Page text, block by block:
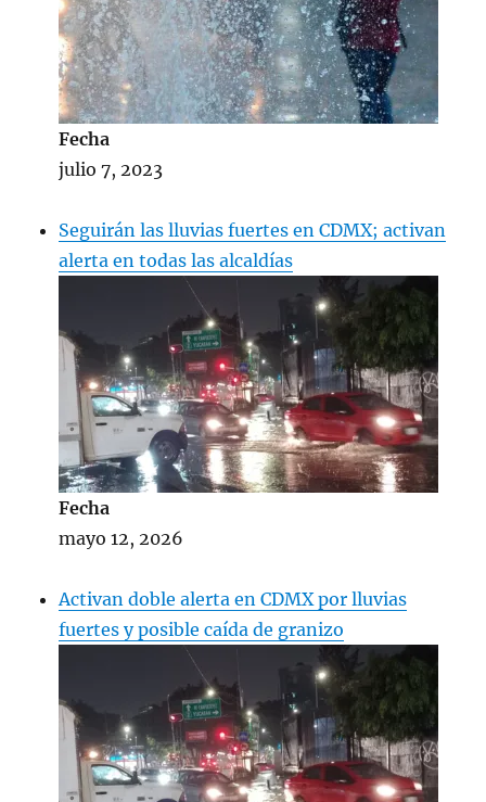
Fecha
julio 7, 2023
Seguirán las lluvias fuertes en CDMX; activan
alerta en todas las alcaldías
Fecha
mayo 12, 2026
Activan doble alerta en CDMX por lluvias
fuertes y posible caída de granizo